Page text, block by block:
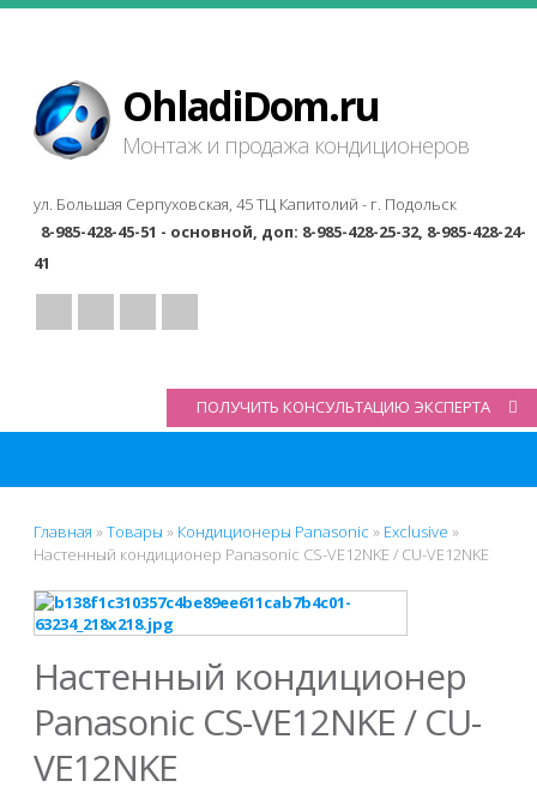
OhladiDom.ru
Монтаж и продажа кондиционеров
ул. Большая Серпуховская, 45 ТЦ Капитолий - г. Подольск
8-985-428-45-51 - основной, доп: 8-985-428-25-32, 8-985-428-24-
41
ПОЛУЧИТЬ КОНСУЛЬТАЦИЮ ЭКСПЕРТА
Главная »Товары » Кондиционеры Panasonic » Exclusive »
Настенный кондиционер Panasonic CS-VE12NKE / CU-VE12NKE
Настенный кондиционер
Panasonic CS-VE12NKE / CU-
VE12NKE